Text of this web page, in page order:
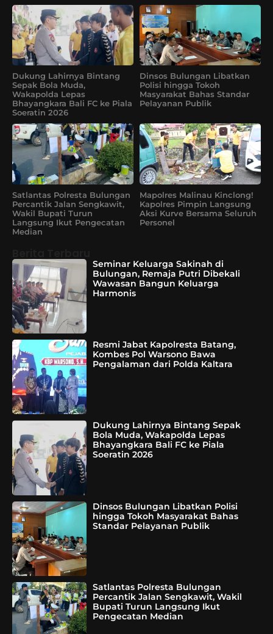
Dukung Lahirnya Bintang
Sepak Bola Muda,
Wakapolda Lepas
Bhayangkara Bali FC ke Piala
Soeratin 2026
Dinsos Bulungan Libatkan
Polisi hingga Tokoh
Masyarakat Bahas Standar
Pelayanan Publik
Satlantas Polresta Bulungan
Percantik Jalan Sengkawit,
Wakil Bupati Turun
Langsung Ikut Pengecatan
Median
Mapolres Malinau Kinclong!
Kapolres Pimpin Langsung
Aksi Kurve Bersama Seluruh
Personel
Seminar Keluarga Sakinah di
Bulungan, Remaja Putri Dibekali
Wawasan Bangun Keluarga
Harmonis
Resmi Jabat Kapolresta Batang,
Kombes Pol Warsono Bawa
Pengalaman dari Polda Kaltara
Dukung Lahirnya Bintang Sepak
Bola Muda, Wakapolda Lepas
Bhayangkara Bali FC ke Piala
Soeratin 2026
Dinsos Bulungan Libatkan Polisi
hingga Tokoh Masyarakat Bahas
Standar Pelayanan Publik
Satlantas Polresta Bulungan
Percantik Jalan Sengkawit, Wakil
Bupati Turun Langsung Ikut
Pengecatan Median